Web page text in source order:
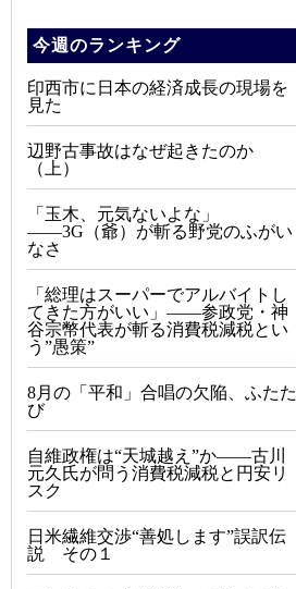
今週のランキング
印西市に日本の経済成長の現場を
見た
辺野古事故はなぜ起きたのか
（上）
「玉木、元気ないよな」
――3G（爺）が斬る野党のふがい
なさ
「総理はスーパーでアルバイトし
てきた方がいい」――参政党・神
谷宗幣代表が斬る消費税減税とい
う”愚策”
8月の「平和」合唱の欠陥、ふたた
び
自維政権は“天城越え”か――古川
元久氏が問う消費税減税と円安リ
スク
日米繊維交渉“善処します”誤訳伝
説 その１